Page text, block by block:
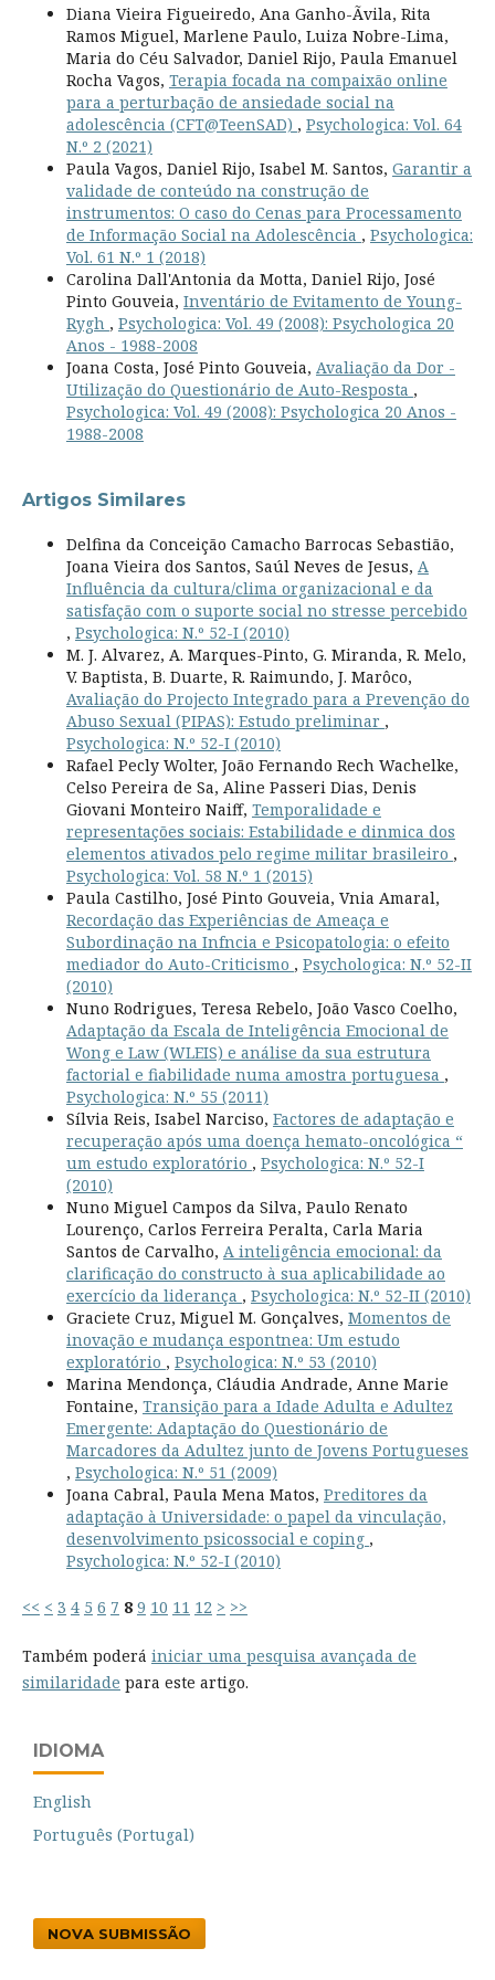
Diana Vieira Figueiredo, Ana Ganho-Ãvila, Rita
Ramos Miguel, Marlene Paulo, Luiza Nobre-Lima,
Maria do Céu Salvador, Daniel Rijo, Paula Emanuel
Rocha Vagos, Terapia focada na compaixão online
para a perturbação de ansiedade social na
adolescência (CFT@TeenSAD) , Psychologica: Vol. 64
N.º 2 (2021)
Paula Vagos, Daniel Rijo, Isabel M. Santos, Garantir a
validade de conteúdo na construção de
instrumentos: O caso do Cenas para Processamento
de Informação Social na Adolescência , Psychologica:
Vol. 61 N.º 1 (2018)
Carolina Dall'Antonia da Motta, Daniel Rijo, José
Pinto Gouveia, Inventário de Evitamento de Young-
Rygh , Psychologica: Vol. 49 (2008): Psychologica 20
Anos - 1988-2008
Joana Costa, José Pinto Gouveia, Avaliação da Dor -
Utilização do Questionário de Auto-Resposta ,
Psychologica: Vol. 49 (2008): Psychologica 20 Anos -
1988-2008
Artigos Similares
Delfina da Conceição Camacho Barrocas Sebastião,
Joana Vieira dos Santos, Saúl Neves de Jesus, A
Influência da cultura/clima organizacional e da
satisfação com o suporte social no stresse percebido
, Psychologica: N.º 52-I (2010)
M. J. Alvarez, A. Marques-Pinto, G. Miranda, R. Melo,
V. Baptista, B. Duarte, R. Raimundo, J. Marôco,
Avaliação do Projecto Integrado para a Prevenção do
Abuso Sexual (PIPAS): Estudo preliminar ,
Psychologica: N.º 52-I (2010)
Rafael Pecly Wolter, João Fernando Rech Wachelke,
Celso Pereira de Sa, Aline Passeri Dias, Denis
Giovani Monteiro Naiff, Temporalidade e
representações sociais: Estabilidade e dinmica dos
elementos ativados pelo regime militar brasileiro ,
Psychologica: Vol. 58 N.º 1 (2015)
Paula Castilho, José Pinto Gouveia, Vnia Amaral,
Recordação das Experiências de Ameaça e
Subordinação na Infncia e Psicopatologia: o efeito
mediador do Auto-Criticismo , Psychologica: N.º 52-II
(2010)
Nuno Rodrigues, Teresa Rebelo, João Vasco Coelho,
Adaptação da Escala de Inteligência Emocional de
Wong e Law (WLEIS) e análise da sua estrutura
factorial e fiabilidade numa amostra portuguesa ,
Psychologica: N.º 55 (2011)
Sílvia Reis, Isabel Narciso, Factores de adaptação e
recuperação após uma doença hemato-oncológica “
um estudo exploratório , Psychologica: N.º 52-I
(2010)
Nuno Miguel Campos da Silva, Paulo Renato
Lourenço, Carlos Ferreira Peralta, Carla Maria
Santos de Carvalho, A inteligência emocional: da
clarificação do constructo à sua aplicabilidade ao
exercício da liderança , Psychologica: N.º 52-II (2010)
Graciete Cruz, Miguel M. Gonçalves, Momentos de
inovação e mudança espontnea: Um estudo
exploratório , Psychologica: N.º 53 (2010)
Marina Mendonça, Cláudia Andrade, Anne Marie
Fontaine, Transição para a Idade Adulta e Adultez
Emergente: Adaptação do Questionário de
Marcadores da Adultez junto de Jovens Portugueses
, Psychologica: N.º 51 (2009)
Joana Cabral, Paula Mena Matos, Preditores da
adaptação à Universidade: o papel da vinculação,
desenvolvimento psicossocial e coping ,
Psychologica: N.º 52-I (2010)
<< < 3 4 5 6 7 8 9 10 11 12 > >>
Também poderá iniciar uma pesquisa avançada de
similaridade para este artigo.
IDIOMA
English
Português (Portugal)
NOVA SUBMISSÃO